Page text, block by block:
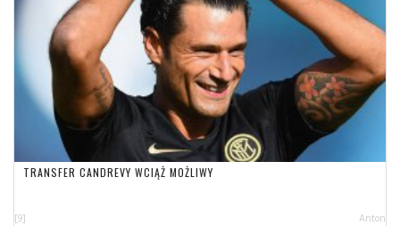
TRANSFER CANDREVY WCIĄŻ MOŻLIWY
[9] Anton